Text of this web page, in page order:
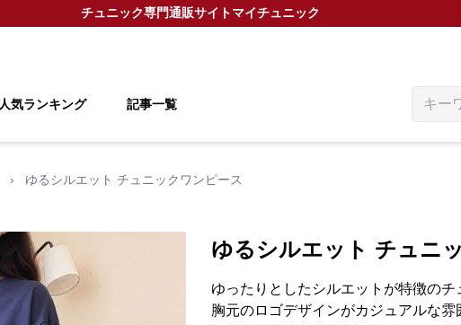
チュニック専門通販サイトマイチュニック
人気ランキング 記事一覧
› ゆるシルエット チュニックワンピース
ゆるシルエット チュニ
ゆったりとしたシルエットが特徴のチ
胸元のロゴデザインがカジュアルな雰